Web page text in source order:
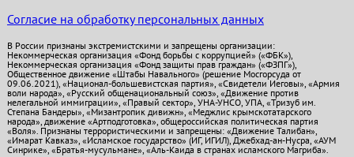
Согласие на обработку персональных данных
В России признаны экстремистскими и запрещены организации:
Некоммерческая организация «Фонд борьбы с коррупцией» («ФБК»),
Некоммерческая организация «Фонд защиты прав граждан» («ФЗПГ»),
Общественное движение «Штабы Навального» (решение Мосгорсуда от
09.06.2021), «Национал-большевистская партия», «Свидетели Иеговы», «Армия
воли народа», «Русский общенациональный союз», «Движение против
нелегальной иммиграции», «Правый сектор», УНА-УНСО, УПА, «Тризуб им.
Степана Бандеры», «Мизантропик дивижн», «Меджлис крымскотатарского
народа», движение «Артподготовка», общероссийская политическая партия
«Воля». Признаны террористическими и запрещены: «Движение Талибан»,
«Имарат Кавказ», «Исламское государство» (ИГ, ИГИЛ), Джебхад-ан-Нусра, «АУМ
Синрике», «Братья-мусульмане», «Аль-Каида в странах исламского Магриба».